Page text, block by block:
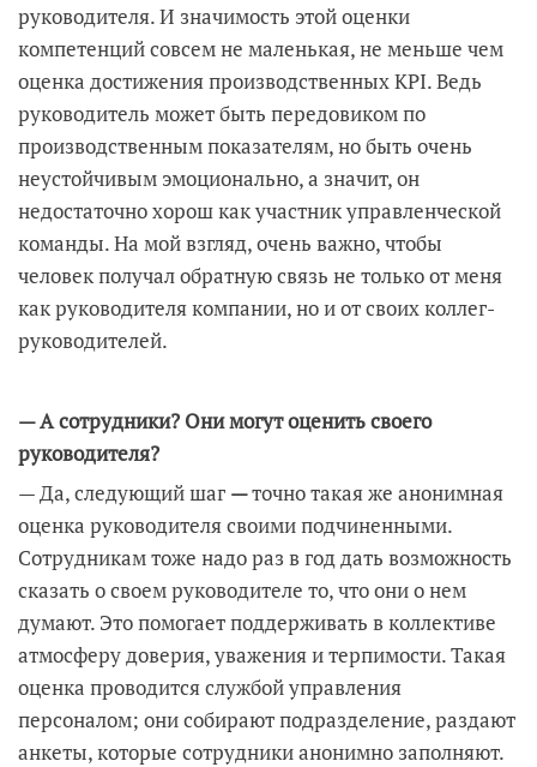
руководителя. И значимость этой оценки
компетенций совсем не маленькая, не меньше чем
оценка достижения производственных KPI. Ведь
руководитель может быть передовиком по
производственным показателям, но быть очень
неустойчивым эмоционально, а значит, он
недостаточно хорош как участник управленческой
команды. На мой взгляд, очень важно, чтобы
человек получал обратную связь не только от меня
как руководителя компании, но и от своих коллег-
руководителей.
— А сотрудники? Они могут оценить своего
руководителя?
— Да, следующий шаг —точно такая же анонимная
оценка руководителя своими подчиненными.
Сотрудникам тоже надо раз в год дать возможность
сказать о своем руководителе то, что они о нем
думают. Это помогает поддерживать в коллективе
атмосферу доверия, уважения и терпимости. Такая
оценка проводится службой управления
персоналом; они собирают подразделение, раздают
анкеты, которые сотрудники анонимно заполняют.